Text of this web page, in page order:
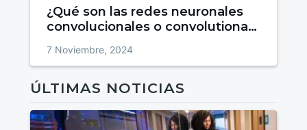
¿Qué son las redes neuronales
convolucionales o convolutional
7 Noviembre, 2024
ÚLTIMAS NOTICIAS